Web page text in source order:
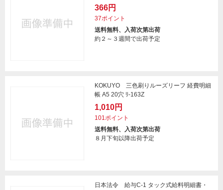
366円
37ポイント
送料無料、入荷次第出荷
約２～３週間で出荷予定
KOKUYO 三色刷りルーズリーフ 経費明細
帳 A5 20穴 ﾘ-163Z
1,010円
101ポイント
送料無料、入荷次第出荷
８月下旬以降出荷予定
日本法令 給与C-1 タック式給料明細書・